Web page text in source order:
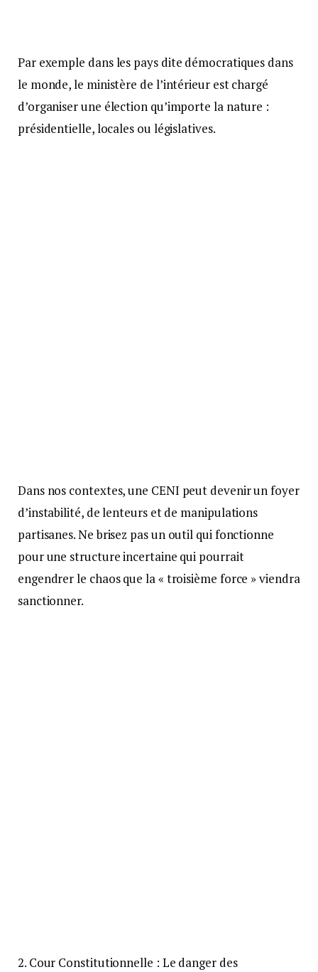
Par exemple dans les pays dite démocratiques dans
le monde, le ministère de l’intérieur est chargé
d’organiser une élection qu’importe la nature :
présidentielle, locales ou législatives.
Dans nos contextes, une CENI peut devenir un foyer
d’instabilité, de lenteurs et de manipulations
partisanes. Ne brisez pas un outil qui fonctionne
pour une structure incertaine qui pourrait
engendrer le chaos que la « troisième force » viendra
sanctionner.
2. Cour Constitutionnelle : Le danger des